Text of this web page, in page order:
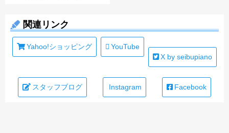
関連リンク
Yahoo!ショッピング
YouTube
X by seibupiano
スタッフブログ Instagram Facebook